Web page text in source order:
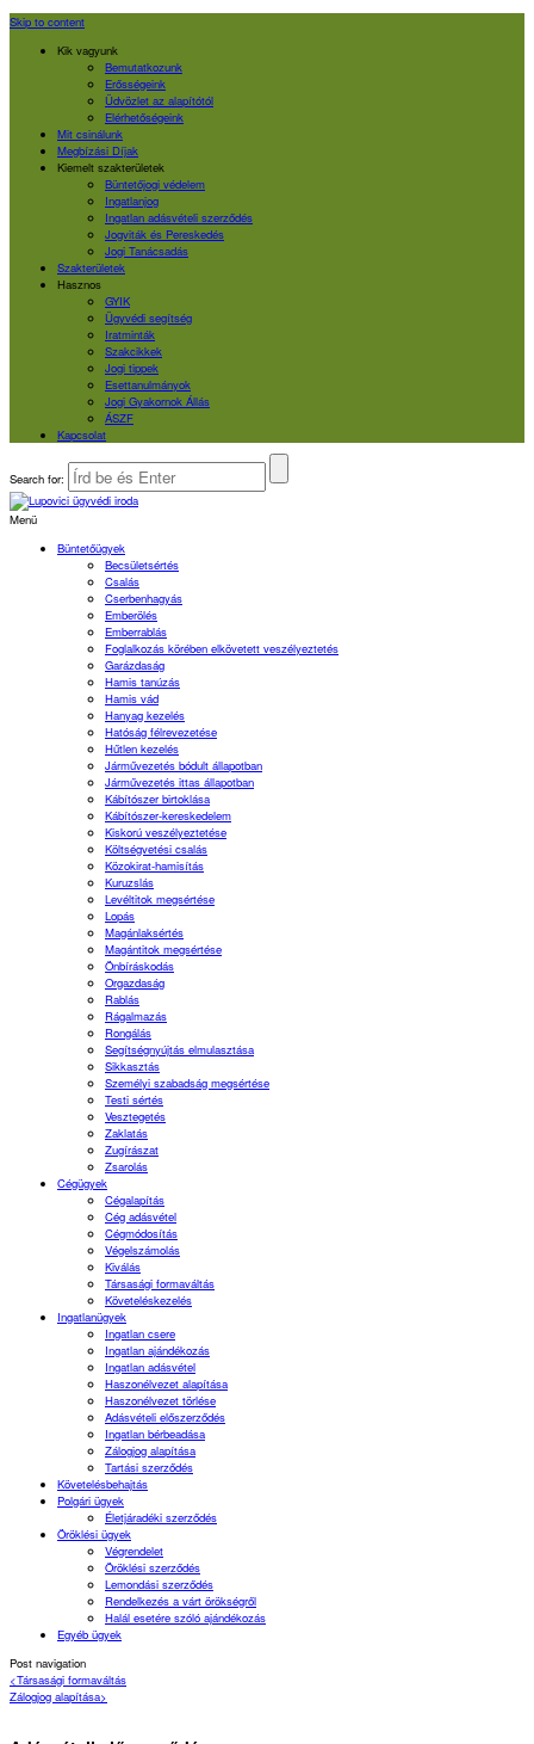
Skip to content
Kik vagyunk
Bemutatkozunk
Erősségeink
Üdvözlet az alapítótól
Elérhetőségeink
Mit csinálunk
Megbízási Díjak
Kiemelt szakterületek
Büntetőjogi védelem
Ingatlanjog
Ingatlan adásvételi szerződés
Jogviták és Pereskedés
Jogi Tanácsadás
Szakterületek
Hasznos
GYIK
Ügyvédi segítség
Iratminták
Szakcikkek
Jogi tippek
Esettanulmányok
Jogi Gyakornok Állás
ÁSZF
Kapcsolat
Search for:
Menü
Büntetőügyek
Becsületsértés
Csalás
Cserbenhagyás
Emberölés
Emberrablás
Foglalkozás körében elkövetett veszélyeztetés
Garázdaság
Hamis tanúzás
Hamis vád
Hanyag kezelés
Hatóság félrevezetése
Hűtlen kezelés
Járművezetés bódult állapotban
Járművezetés ittas állapotban
Kábítószer birtoklása
Kábítószer-kereskedelem
Kiskorú veszélyeztetése
Költségvetési csalás
Közokirat-hamisítás
Kuruzslás
Levéltitok megsértése
Lopás
Magánlaksértés
Magántitok megsértése
Önbíráskodás
Orgazdaság
Rablás
Rágalmazás
Rongálás
Segítségnyújtás elmulasztása
Sikkasztás
Személyi szabadság megsértése
Testi sértés
Vesztegetés
Zaklatás
Zugírászat
Zsarolás
Cégügyek
Cégalapítás
Cég adásvétel
Cégmódosítás
Végelszámolás
Kiválás
Társasági formaváltás
Követeléskezelés
Ingatlanügyek
Ingatlan csere
Ingatlan ajándékozás
Ingatlan adásvétel
Haszonélvezet alapítása
Haszonélvezet törlése
Adásvételi előszerződés
Ingatlan bérbeadása
Zálogjog alapítása
Tartási szerződés
Követelésbehajtás
Polgári ügyek
Életjáradéki szerződés
Öröklési ügyek
Végrendelet
Öröklési szerződés
Lemondási szerződés
Rendelkezés a várt örökségről
Halál esetére szóló ajándékozás
Egyéb ügyek
Post navigation
<Társasági formaváltás
Zálogjog alapítása>